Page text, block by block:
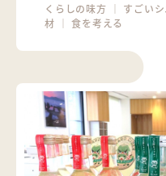
くらしの味方 ｜ すごい
材 ｜食を考える